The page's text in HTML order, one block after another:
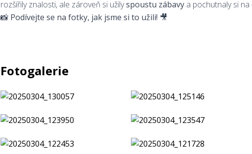
rozšířily znalosti, ale zároveň si užilyspoustu zábavy a pochutnaly si
📸 Podívejte se na fotky, jak jsme si to užili! 🎥
Fotogalerie